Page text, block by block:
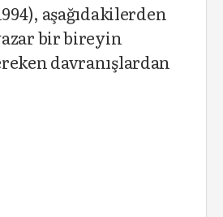
aşağıdakilerden
bir bireyin
davranışlardan